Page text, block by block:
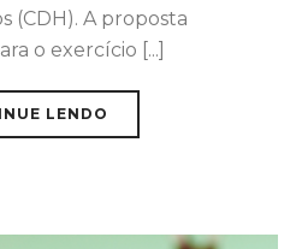
(CDH). A proposta
o exercício [...]
LENDO